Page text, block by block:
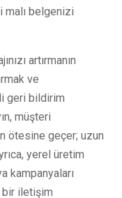
malı belgenizi
artırmanın
ve
geri bildirim
müşteri
ötesine geçer; uzun
yerel üretim
kampanyaları
iletişim